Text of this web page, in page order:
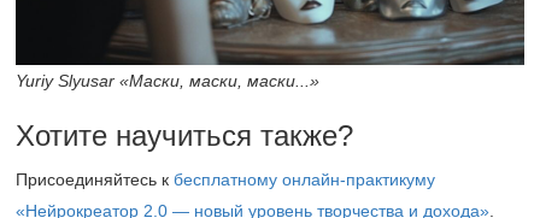
Yuriy Slyusar «Маски, маски, маски...»
Хотите научиться также?
Присоединяйтесь к бесплатному онлайн-практикуму
«Нейрокреатор 2.0 — новый уровень творчества и дохода»